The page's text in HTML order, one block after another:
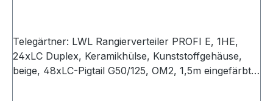
Telegärtner: LWL Rangierverteiler PROFI E, 1HE,
24xLC Duplex, Keramikhülse, Kunststoffgehäuse,
beige, 48xLC-Pigtail G50/125, OM2, 1,5m eingefärbt,